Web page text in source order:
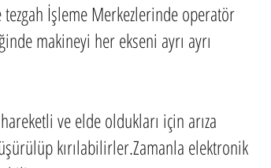
tezgah İşleme Merkezlerinde operatör
makineyi her ekseni ayrı ayrı
ve elde oldukları için arıza
kırılabilirler.Zamanla elektronik